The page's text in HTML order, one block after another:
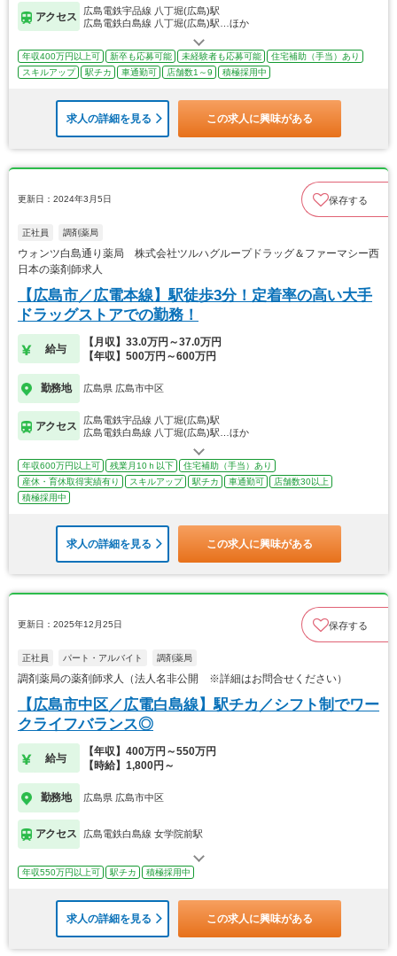
アクセス
広島電鉄宇品線 八丁堀(広島)駅
広島電鉄白島線 八丁堀(広島)駅…ほか
年収400万円以上可 新卒も応募可能 未経験者も応募可能
住宅補助（手当）あり
スキルアップ
駅チカ 車通勤可 店舗数1～9 積極採用中
求人の詳細を見る この求人に興味がある
更新日：2024年3月5日 保存する
正社員 調剤薬局
ウォンツ白島通り薬局 株式会社ツルハグループドラッグ＆ファーマシー西
日本の薬剤師求人
【広島市／広電本線】駅徒歩3分！定着率の高い大手
ドラッグストアでの勤務！
給与
【月収】33.0万円～37.0万円
【年収】500万円～600万円
勤務地 広島県 広島市中区
アクセス
広島電鉄宇品線 八丁堀(広島)駅
広島電鉄白島線 八丁堀(広島)駅…ほか
年収600万円以上可 残業月10ｈ以下
住宅補助（手当）あり
産休・育休取得実績有り
スキルアップ 駅チカ 車通勤可
店舗数30以上
積極採用中
求人の詳細を見る この求人に興味がある
更新日：2025年12月25日 保存する
正社員 パート・アルバイト 調剤薬局
調剤薬局の薬剤師求人（法人名非公開 ※詳細はお問合せください）
【広島市中区／広電白島線】駅チカ／シフト制でワー
クライフバランス◎
給与
【年収】400万円～550万円
【時給】1,800円～
勤務地 広島県 広島市中区
アクセス 広島電鉄白島線 女学院前駅
年収550万円以上可 駅チカ 積極採用中
求人の詳細を見る この求人に興味がある